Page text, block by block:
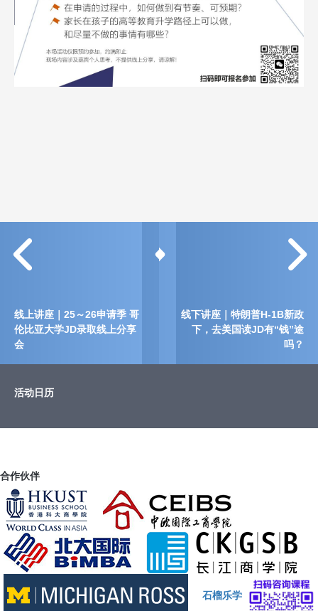
线上讲座｜25～26申请季 哥
伦比亚大学JD录取线上分享
会
线下讲座｜特朗普H-1B新政
下，去美国读JD有“钱”途
吗？
活动日历
合作伙伴
石榴乐学